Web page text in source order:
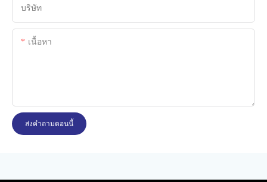
บริษัท
เนื้อหา
ส่งคำถามตอนนี้